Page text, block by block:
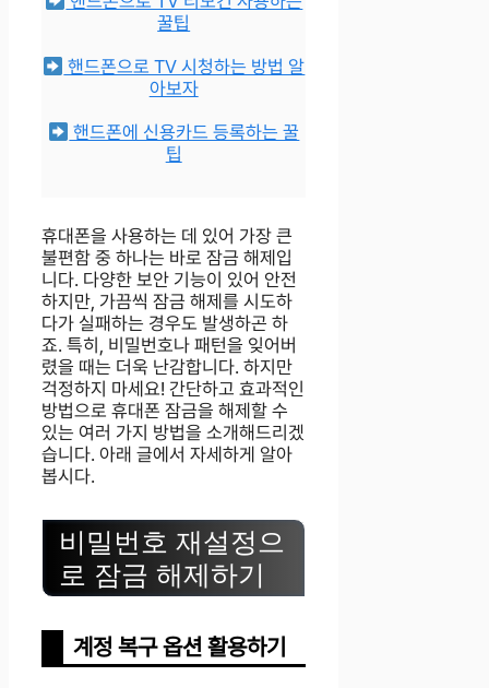
꿀팁
핸드폰으로 TV 시청하는 방법 알
아보자
핸드폰에 신용카드 등록하는 꿀
팁
휴대폰을 사용하는 데 있어 가장 큰
불편함 중 하나는 바로 잠금 해제입
니다. 다양한 보안 기능이 있어 안전
하지만, 가끔씩 잠금 해제를 시도하
다가 실패하는 경우도 발생하곤 하
죠. 특히, 비밀번호나 패턴을 잊어버
렸을 때는 더욱 난감합니다. 하지만
걱정하지 마세요! 간단하고 효과적인
방법으로 휴대폰 잠금을 해제할 수
있는 여러 가지 방법을 소개해드리겠
습니다. 아래 글에서 자세하게 알아
봅시다.
비밀번호 재설정으
로 잠금 해제하기
계정 복구 옵션 활용하기